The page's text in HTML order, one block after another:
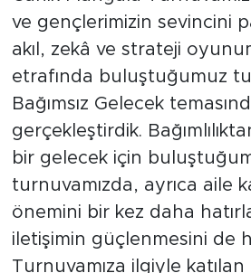
ve gençlerimizin sevincini
akıl, zekâ ve strateji
etrafında buluştuğumuz
Bağımsız Gelecek
gerçekleştirdik.
bir gelecek için
turnuvamızda, ayrıca aile
önemini bir kez daha
iletişimin güçlenmesini de
Turnuvamıza ilgiyle